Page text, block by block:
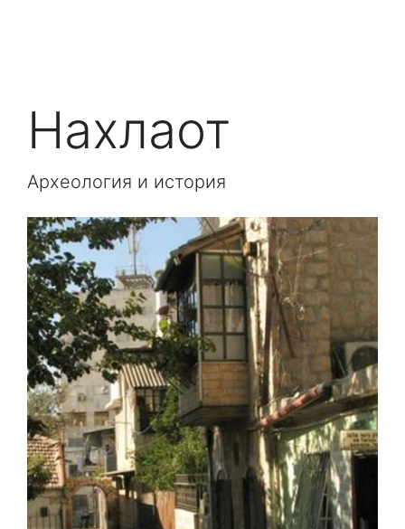
Нахлаот
Археология и история